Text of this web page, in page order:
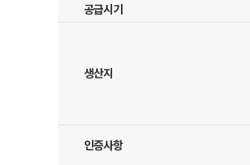
공급시기
생산지
인증사항